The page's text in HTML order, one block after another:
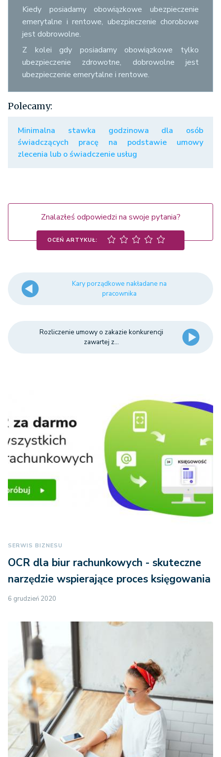
Kiedy posiadamy obowiązkowe ubezpieczenie
emerytalne i rentowe, ubezpieczenie chorobowe
jest dobrowolne.
Z kolei gdy posiadamy obowiązkowe tylko
ubezpieczenie zdrowotne, dobrowolne jest
ubezpieczenie emerytalne i rentowe.
Polecamy:
Minimalna stawka godzinowa dla osób
świadczących pracę na podstawie umowy
zlecenia lub o świadczenie usług
Znalazłeś odpowiedzi na swoje pytania?
OCEŃ ARTYKUŁ:
Kary porządkowe nakładane na
pracownika
Rozliczenie umowy o zakazie konkurencji
zawartej z...
SERWIS BIZNESU
OCR dla biur rachunkowych - skuteczne
narzędzie wspierające proces księgowania
6 grudzień 2020